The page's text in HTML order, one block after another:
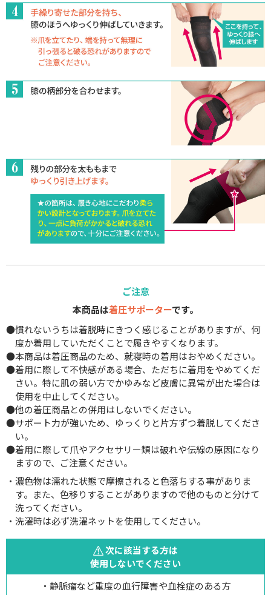
ご注意
本商品は着圧サポーターです。
●慣れないうちは着脱時にきつく感じることがありますが、何
度か着用していただくことで履きやすくなります。
●本商品は着圧商品のため、就寝時の着用はおやめください。
●着用に際して不快感がある場合、ただちに着用をやめてくだ
さい。特に肌の弱い方でかゆみなど皮膚に異常が出た場合は
使用を中止してください。
●他の着圧商品との併用はしないでください。
●サポート力が強いため、ゆっくりと片方ずつ着脱してくださ
い。
●着用に際して爪やアクセサリー類は破れや伝線の原因になり
ますので、ご注意ください。
・濃色物は濡れた状態で摩擦されると色落ちする事がありま
す。また、色移りすることがありますので他のものと分けて
洗ってください。
・洗濯時は必ず洗濯ネットを使用してください。
次に該当する方は
使用しないでください
・静脈瘤など重度の血行障害や血栓症のある方